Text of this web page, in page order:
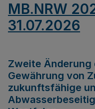
MB.NRW
31.07.2026
Zweite Änderung
Gewährung von
zukunftsfähige